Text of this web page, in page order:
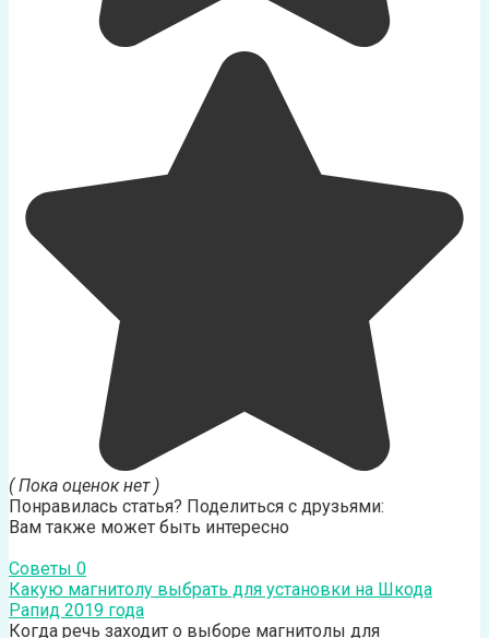
( Пока оценок нет )
Понравилась статья? Поделиться с друзьями:
Вам также может быть интересно
Советы 0
Какую магнитолу выбрать для установки на Шкода
Рапид 2019 года
Когда речь заходит о выборе магнитолы для